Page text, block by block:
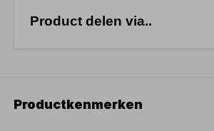
Product delen via..
Productkenmerken